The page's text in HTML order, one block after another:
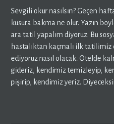
Sevgili okur nasılsın? Geçen
kusura bakma ne olur. Yazın
ara tatil yapalım diyoruz. Bu
hastalıktan kaçmalı ilk
ediyoruz nasıl olacak. Otelde
gideriz, kendimiz temizleyip,
pişirip, kendimiz yeriz.